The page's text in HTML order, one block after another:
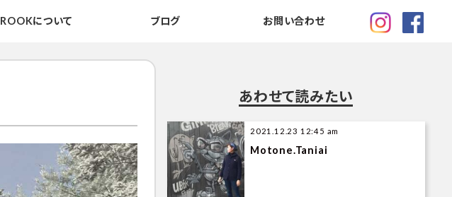
ROOKについて ブログ お問い合わせ
あわせて読みたい
2021.12.23 12:45 am
Motone.Taniai